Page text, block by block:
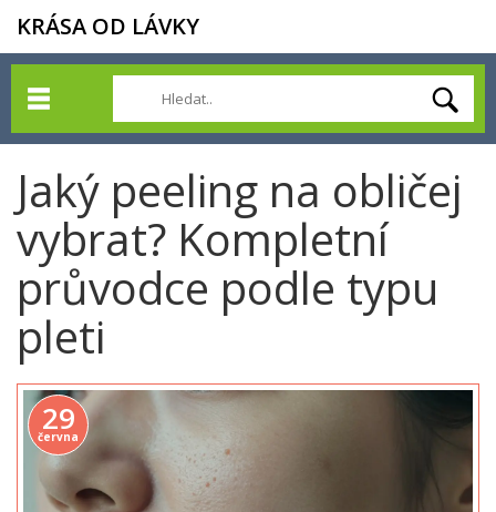
KRÁSA OD LÁVKY
Jaký peeling na obličej
vybrat? Kompletní
průvodce podle typu
pleti
29
června